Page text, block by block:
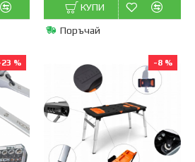
КУПИ
Поръчай
% -8 %